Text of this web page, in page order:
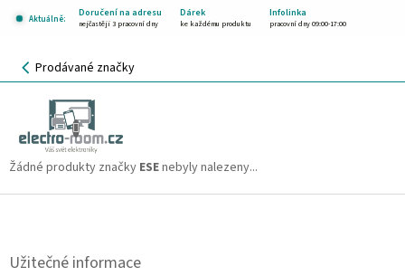
Aktuálně:
Doručení na adresu Dárek Infolinka
nejčastěji 3 pracovní dny ke každému produktu pracovní dny 09:00-17:00
NÁKUPNÍ
KOŠÍK
Prodávané značky
Žádné produkty značky ESEnebyly nalezeny...
Z
Užitečné informace